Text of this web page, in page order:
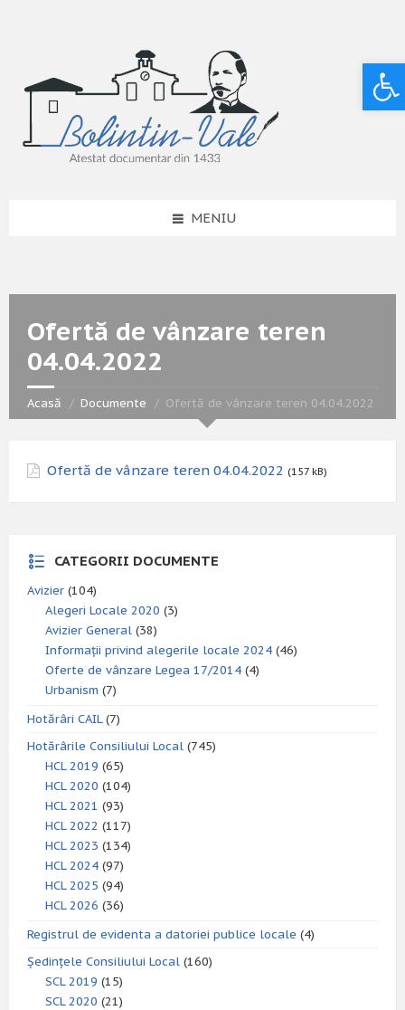
MENIU
Ofertă de vânzare teren
04.04.2022
Acasă Documente Ofertă de vânzare teren 04.04.2022
Ofertă de vânzare teren 04.04.2022 (157 kB)
CATEGORII DOCUMENTE
Avizier (104)
Alegeri Locale 2020 (3)
Avizier General (38)
Informații privind alegerile locale 2024 (46)
Oferte de vânzare Legea 17/2014 (4)
Urbanism (7)
Hotărâri CAIL(7)
Hotărârile Consiliului Local (745)
HCL 2019 (65)
HCL 2020 (104)
HCL 2021 (93)
HCL 2022 (117)
HCL 2023 (134)
HCL 2024 (97)
HCL 2025 (94)
HCL 2026 (36)
Registrul de evidenta a datoriei publice locale (4)
Ședințele Consiliului Local (160)
SCL 2019 (15)
SCL 2020 (21)
Deschide bara de unelte